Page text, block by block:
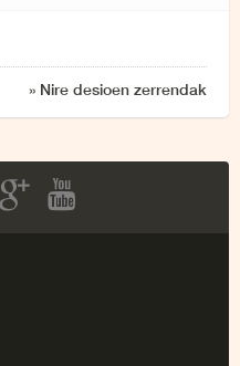
» Nire desioen zerrendak